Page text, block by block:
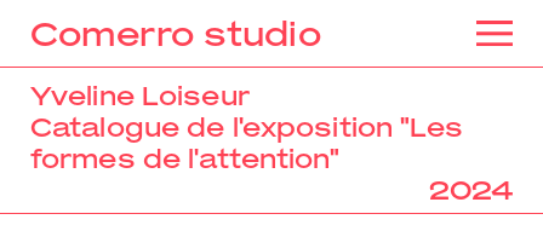
Comerro studio
Yveline Loiseur
Catalogue de l'exposition "Les
formes de l'attention"
2024